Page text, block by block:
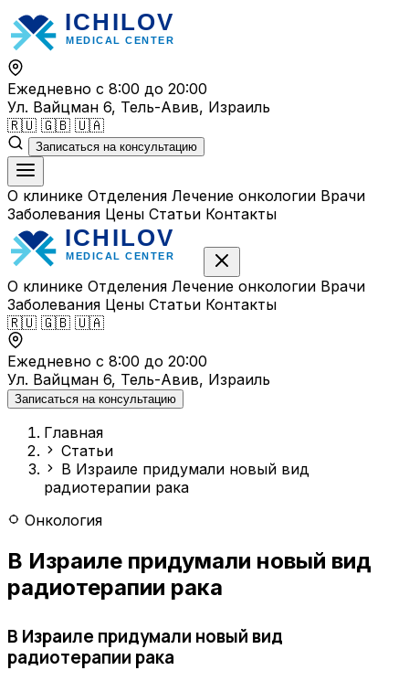
Перейти
к
содержимому
Ежедневно с 8:00 до 20:00
Ул. Вайцман 6, Тель-Авив, Израиль
🇷🇺 🇬🇧 🇺🇦
Записаться на консультацию
О клинике Отделения Лечение онкологии Врачи
Заболевания Цены Статьи Контакты
О клинике Отделения Лечение онкологии Врачи
Заболевания Цены Статьи Контакты
🇷🇺 🇬🇧 🇺🇦
Ежедневно с 8:00 до 20:00
Ул. Вайцман 6, Тель-Авив, Израиль
Записаться на консультацию
Главная
Статьи
В Израиле придумали новый вид
радиотерапии рака
Онкология
В Израиле придумали новый вид
радиотерапии рака
В Израиле придумали новый вид
радиотерапии рака